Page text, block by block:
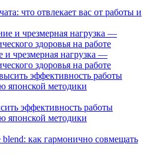
что отвлекает вас от работы и
и чрезмерная нагрузка —
здоровья на работе
эффективность работы
японской методики